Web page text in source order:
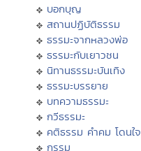
บอกบุญ
สถานปฏิบัติธรรม
ธรรมะจากหลวงพ่อ
ธรรมะกับเยาวชน
นิทานธรรมะบันเทิง
ธรรมะบรรยาย
บทความธรรมะ
กวีธรรมะ
คติธรรม คำคม โดนใจ
กรรม